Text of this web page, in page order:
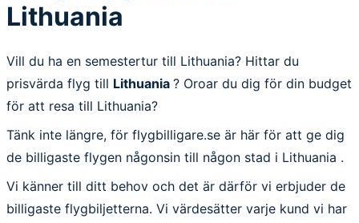
Lithuania
Vill du ha en semestertur till Lithuania? Hittar du
prisvärda flyg till Lithuania ? Oroar du dig för din budget
för att resa till Lithuania?
Tänk inte längre, för flygbilligare.se är här för att ge dig
de billigaste flygen någonsin till någon stad i Lithuania .
Vi känner till ditt behov och det är därför vi erbjuder de
billigaste flygbiljetterna. Vi värdesätter varje kund vi har